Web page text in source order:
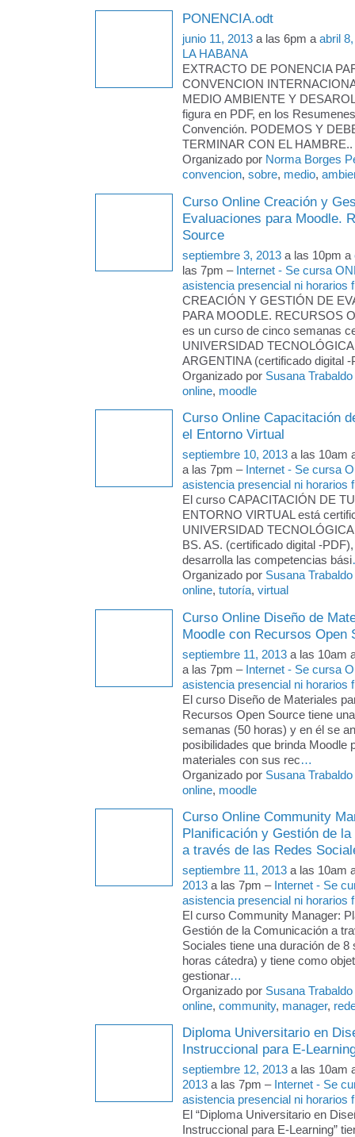
PONENCIA.odt
junio 11, 2013 a las 6pm aabril
LA HABANA
EXTRACTO DE PONENCIA
CONVENCION
MEDIO AMBIENTE Y
figura en PDF, en los
Convención. PODEMOS Y
TERMINAR CON EL HAMBRE..
Organizado por Norma Borges
convencion, sobre, medio,
Curso Online Creación y
Evaluaciones para Moodle.
Source
septiembre 3, 2013 a las 10pm a
las 7pm – Internet - Se cursa
asistencia presencial ni horarios
CREACIÓN Y GESTIÓN DE
PARA MOODLE. RECURSOS
es un curso de cinco semanas
UNIVERSIDAD
ARGENTINA (certificado digital -
Organizado por Susana Trabaldo
online, moodle
Curso Online Capacitación
el Entorno Virtual
septiembre 10, 2013 a las 10am
a las 7pm – Internet - Se cursa
asistencia presencial ni horarios
El curso CAPACITACIÓN DE
ENTORNO VIRTUAL está
UNIVERSIDAD
BS. AS. (certificado digital -
desarrolla las competencias bási
Organizado por Susana Trabaldo
online, tutoría, virtual
Curso Online Diseño de
Moodle con Recursos Open
septiembre 11, 2013 a las 10am
a las 7pm – Internet - Se cursa
asistencia presencial ni horarios
El curso Diseño de Materiales
Recursos Open Source tiene
semanas (50 horas) y en él se
posibilidades que brinda Moodle
materiales con sus rec…
Organizado por Susana Trabaldo
online, moodle
Curso Online Community
Planificación y Gestión de
a través de las Redes
septiembre 11, 2013 a las 10am
2013 a las 7pm – Internet - Se
asistencia presencial ni horarios
El curso Community Manager:
Gestión de la Comunicación a
Sociales tiene una duración de 8
horas cátedra) y tiene como
gestionar…
Organizado por Susana Trabaldo
online, community, manager,
Diploma Universitario en
Instruccional para E-
septiembre 12, 2013 a las 10am
2013 a las 7pm – Internet - Se
asistencia presencial ni horarios
El “Diploma Universitario en
Instruccional para E-Learning”